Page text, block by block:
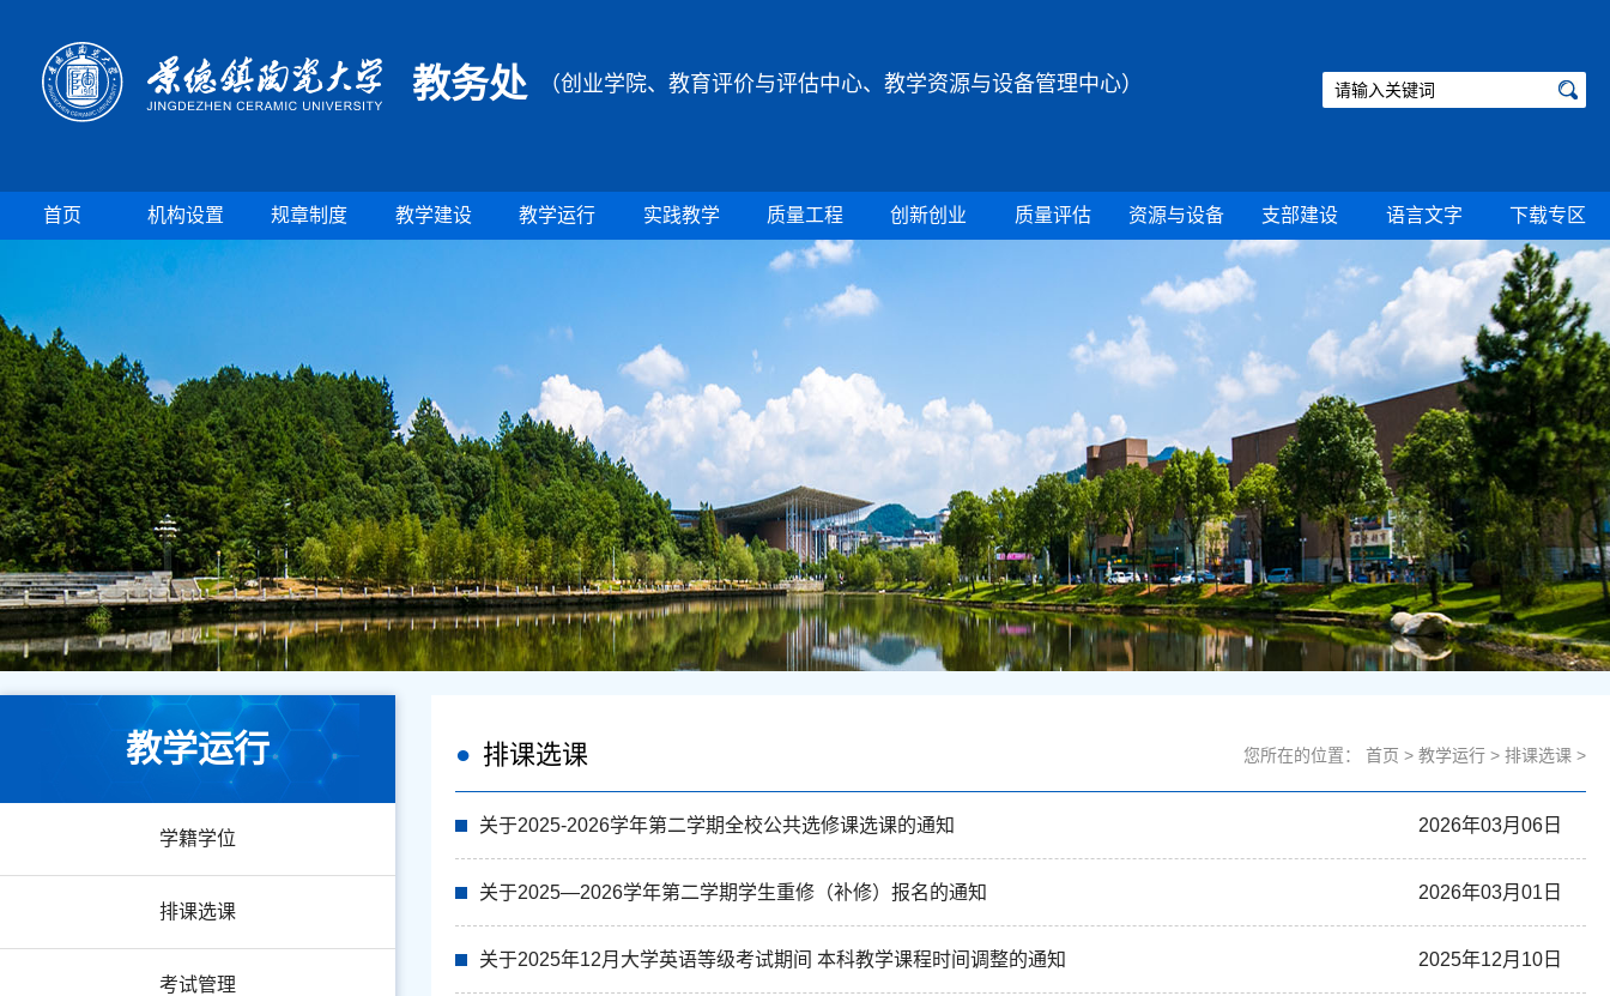
教务处 （创业学院、教育评价与评估中心、教学资源与设备管理中心）
首页 机构设置 规章制度 教学建设 教学运行 实践教学 质量工程 创新创业 质量评估 资源与设备 支部建设 语言文字 下载专区
教学运行
学籍学位
排课选课
考试管理
排课选课 您所在的位置： 首页 > 教学运行 > 排课选课 >
关于2025-2026学年第二学期全校公共选修课选课的通知 2026年03月06日
关于2025—2026学年第二学期学生重修（补修）报名的通知 2026年03月01日
关于2025年12月大学英语等级考试期间 本科教学课程时间调整的通知 2025年12月10日